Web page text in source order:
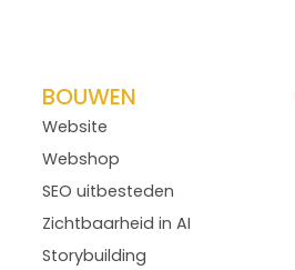
BOUWEN
Website
Webshop
SEO uitbesteden
Zichtbaarheid in AI
Storybuilding